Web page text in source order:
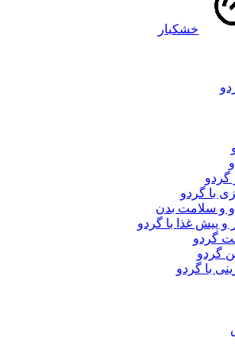
خشکبار
گردو
با گردو
و سلامت بدن
و پیش غذا با گردو
گردو
گردو
با گردو